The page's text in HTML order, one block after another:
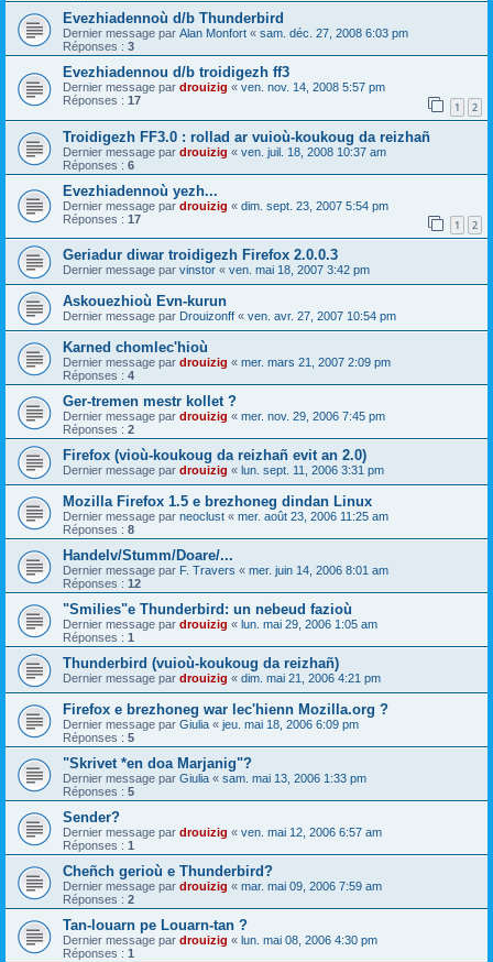
Evezhiadennoù d/b Thunderbird
Dernier message par Alan Monfort « sam. déc. 27, 2008 6:03 pm
Réponses : 3
Evezhiadennou d/b troidigezh ff3
Dernier message par drouizig « ven. nov. 14, 2008 5:57 pm
Réponses : 17 1 2
Troidigezh FF3.0 : rollad ar vuioù-koukoug da reizhañ
Dernier message par drouizig « ven. juil. 18, 2008 10:37 am
Réponses : 6
Evezhiadennoù yezh...
Dernier message par drouizig « dim. sept. 23, 2007 5:54 pm
Réponses : 17 1 2
Geriadur diwar troidigezh Firefox 2.0.0.3
Dernier message par vinstor « ven. mai 18, 2007 3:42 pm
Askouezhioù Evn-kurun
Dernier message par Drouizonff « ven. avr. 27, 2007 10:54 pm
Karned chomlec'hioù
Dernier message par drouizig « mer. mars 21, 2007 2:09 pm
Réponses : 4
Ger-tremen mestr kollet ?
Dernier message par drouizig « mer. nov. 29, 2006 7:45 pm
Réponses : 2
Firefox (vioù-koukoug da reizhañ evit an 2.0)
Dernier message par drouizig « lun. sept. 11, 2006 3:31 pm
Mozilla Firefox 1.5 e brezhoneg dindan Linux
Dernier message par neoclust « mer. août 23, 2006 11:25 am
Réponses : 8
Handelv/Stumm/Doare/...
Dernier message par F. Travers « mer. juin 14, 2006 8:01 am
Réponses : 12
"Smilies"e Thunderbird: un nebeud fazioù
Dernier message par drouizig « lun. mai 29, 2006 1:05 am
Réponses : 1
Thunderbird (vuioù-koukoug da reizhañ)
Dernier message par drouizig « dim. mai 21, 2006 4:21 pm
Firefox e brezhoneg war lec'hienn Mozilla.org ?
Dernier message par Giulia « jeu. mai 18, 2006 6:09 pm
Réponses : 5
"Skrivet *en doa Marjanig"?
Dernier message par Giulia « sam. mai 13, 2006 1:33 pm
Réponses : 5
Sender?
Dernier message par drouizig « ven. mai 12, 2006 6:57 am
Réponses : 1
Cheñch gerioù e Thunderbird?
Dernier message par drouizig « mar. mai 09, 2006 7:59 am
Réponses : 2
Tan-louarn pe Louarn-tan ?
Dernier message par drouizig « lun. mai 08, 2006 4:30 pm
Réponses : 1